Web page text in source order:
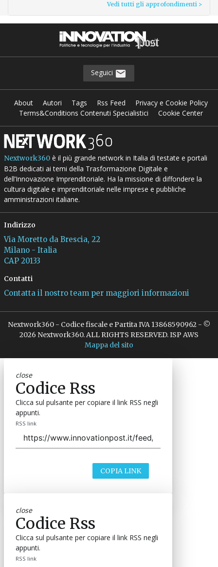
Vedi tutti gli approfondimenti >
Seguici
About Autori Tags Rss Feed
Privacy e Cookie Policy
Terms&Conditions Contenuti Specialistici
Cookie Center
Nextwork360è il più grande network in Italia di testate e portali
B2B dedicati ai temi della Trasformazione Digitale e
dell’Innovazione Imprenditoriale. Ha la missione di diffondere la
cultura digitale e imprenditoriale nelle imprese e pubbliche
amministrazioni italiane.
Indirizzo
Via Moretto da Brescia, 22
Milano - Italia
CAP 20133
Contatti
Contatta il nostro team per maggiori informazioni
Nextwork360 - Codice fiscale e Partita IVA 13868590962 - ©
2026 Nextwork360. ALL RIGHTS RESERVED. ISP AWS
Mappa del sito
close
Codice Rss
Clicca sul pulsante per copiare il link RSS negli
appunti.
RSS link
COPIA LINK
close
Codice Rss
Clicca sul pulsante per copiare il link RSS negli
appunti.
RSS link